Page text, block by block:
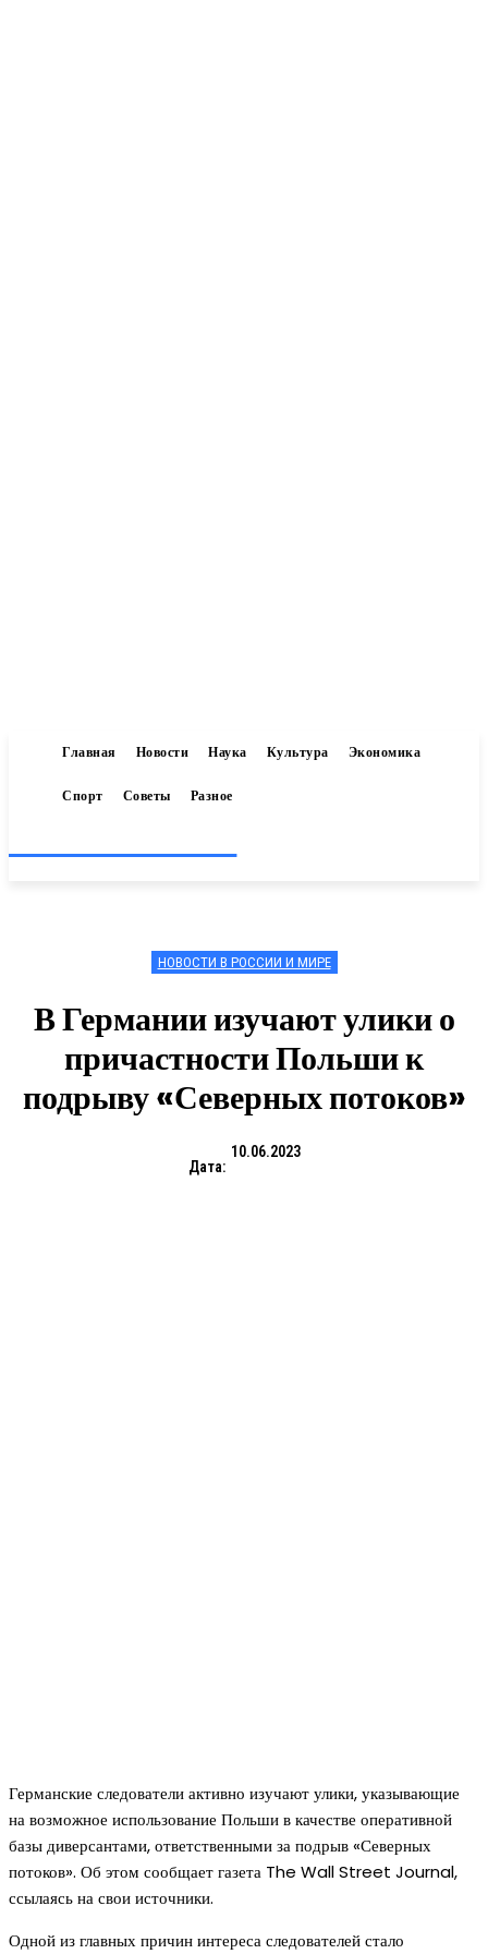
Главная Новости Наука Культура Экономика
Спорт Советы Разное
НОВОСТИ В РОССИИ И МИРЕ
В Германии изучают улики о
причастности Польши к
подрыву «Северных потоков»
Дата:
10.06.2023
Германские следователи активно изучают улики, указывающие
на возможное использование Польши в качестве оперативной
базы диверсантами, ответственными за подрыв «Северных
потоков». Об этом сообщает газета The Wall Street Journal,
ссылаясь на свои источники.
Одной из главных причин интереса следователей стало